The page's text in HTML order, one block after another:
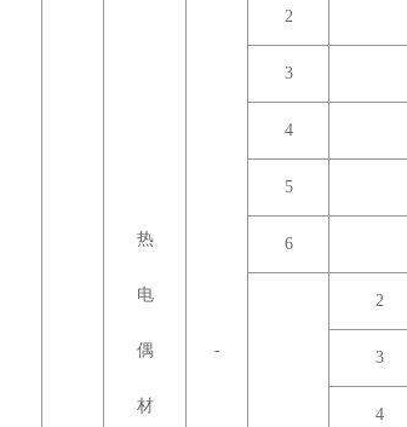
热
电
偶
材
-
2
3
4
5
6
2
3
4